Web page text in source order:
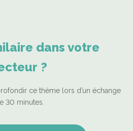
dans votre
?
ce thème lors d’un échange
30 minutes.